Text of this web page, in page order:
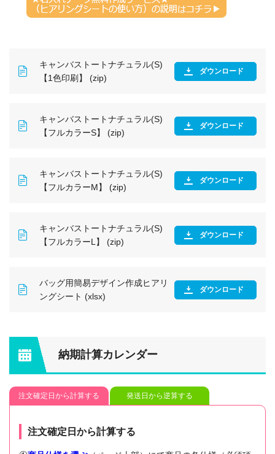
キャンバストートナチュラル(S)
【1色印刷】 (zip)
ダウンロード
キャンバストートナチュラル(S)
【フルカラーS】 (zip)
ダウンロード
キャンバストートナチュラル(S)
【フルカラーM】 (zip)
ダウンロード
キャンバストートナチュラル(S)
【フルカラーL】 (zip)
ダウンロード
バッグ用簡易デザイン作成ヒアリ
ングシート (xlsx)
ダウンロード
納期計算カレンダー
注文確定日から計算する 発送日から逆算する
注文確定日から計算する